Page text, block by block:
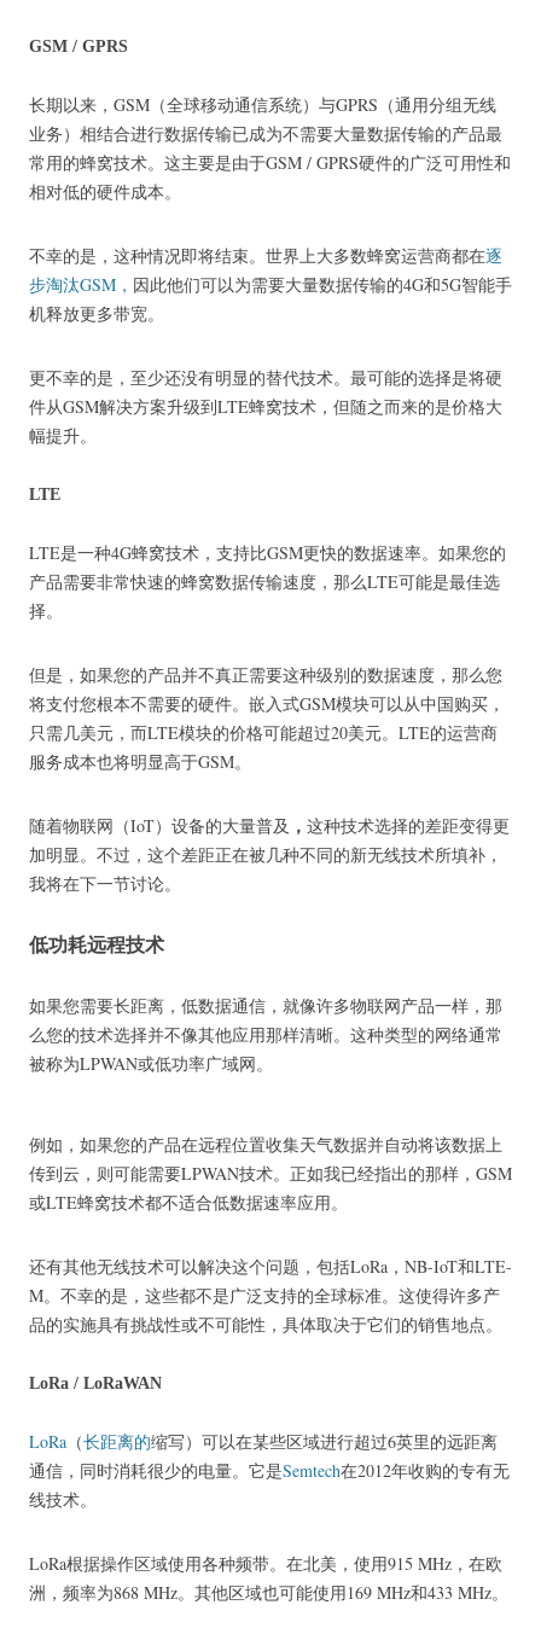
GSM / GPRS
长期以来，GSM（全球移动通信系统）与GPRS（通用分组无线
业务）相结合进行数据传输已成为不需要大量数据传输的产品最
常用的蜂窝技术。 这主要是由于GSM / GPRS硬件的广泛可用性和
相对低的硬件成本。
不幸的是，这种情况即将结束。 世界上大多数蜂窝运营商都在逐
步淘汰GSM， 因此他们可以为需要大量数据传输的4G和5G智能手
机释放更多带宽。
更不幸的是，至少还没有明显的替代技术。 最可能的选择是将硬
件从GSM解决方案升级到LTE蜂窝技术，但随之而来的是价格大
幅提升。
LTE
LTE是一种4G蜂窝技术，支持比GSM更快的数据速率。 如果您的
产品需要非常快速的蜂窝数据传输速度，那么LTE可能是最佳选
择。
但是，如果您的产品并不真正需要这种级别的数据速度，那么您
将支付您根本不需要的硬件。 嵌入式GSM模块可以从中国购买，
只需几美元，而LTE模块的价格可能超过20美元。 LTE的运营商
服务成本也将明显高于GSM。
随着物联网（IoT）设备的大量普及 ， 这种技术选择的差距变得更
加明显。 不过，这个差距正在被几种不同的新无线技术所填补，
我将在下一节讨论。
低功耗远程技术
如果您需要长距离，低数据通信，就像许多物联网产品一样，那
么您的技术选择并不像其他应用那样清晰。 这种类型的网络通常
被称为LPWAN或低功率广域网。
例如，如果您的产品在远程位置收集天气数据并自动将该数据上
传到云，则可能需要LPWAN技术。 正如我已经指出的那样，GSM
或LTE蜂窝技术都不适合低数据速率应用。
还有其他无线技术可以解决这个问题，包括LoRa，NB-IoT和LTE-
M。 不幸的是，这些都不是广泛支持的全球标准。 这使得许多产
品的实施具有挑战性或不可能性，具体取决于它们的销售地点。
LoRa / LoRaWAN
LoRa （长距离的缩写）可以在某些区域进行超过6英里的远距离
通信，同时消耗很少的电量。 它是Semtech在2012年收购的专有无
线技术。
LoRa根据操作区域使用各种频带。 在北美，使用915 MHz，在欧
洲，频率为868 MHz。 其他区域也可能使用169 MHz和433 MHz。